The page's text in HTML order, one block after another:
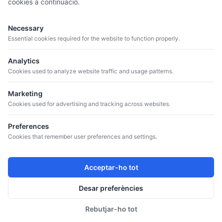
Política de privacitat
cookies a continuació.
Necessary
Essential cookies required for the website to function properly.
Analytics
Cookies used to analyze website traffic and usage patterns.
Marketing
Cookies used for advertising and tracking across websites.
Preferences
Cookies that remember user preferences and settings.
Acceptar-ho tot
Desar preferències
Rebutjar-ho tot